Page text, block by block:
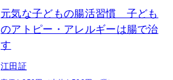
元気な子どもの腸活習慣 子ども
のアトピー・アレルギーは腸で治
す
江田証